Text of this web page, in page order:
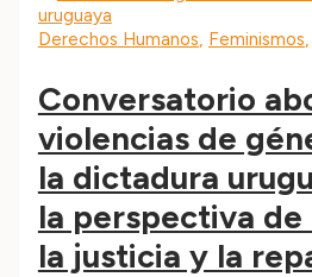
Derechos Humanos, Feminismos,
Conversatorio
violencias de
la dictadura
la perspectiva de
la justicia y la